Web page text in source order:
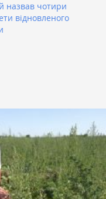
назвав чотири
відновленого